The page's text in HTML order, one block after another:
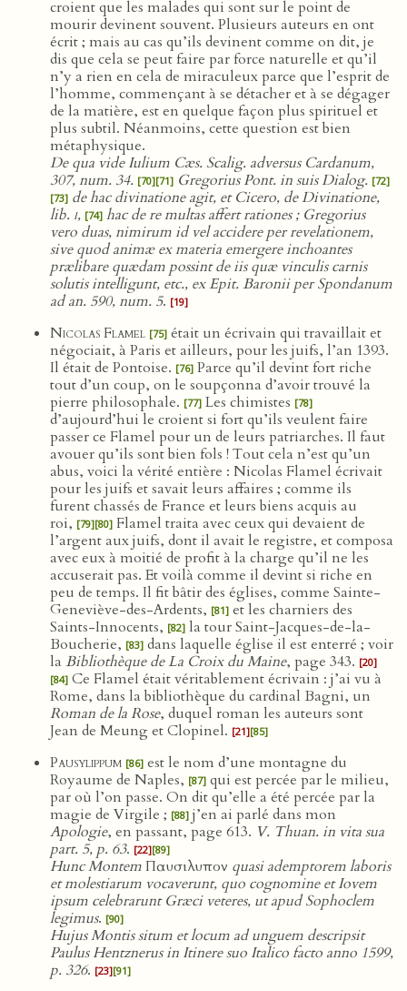
croient que les malades qui sont sur le point de
mourir devinent souvent. Plusieurs auteurs en ont
écrit ; mais au cas qu’ils devinent comme on dit, je
dis que cela se peut faire par force naturelle et qu’il
n’y a rien en cela de miraculeux parce que l’esprit de
l’homme, commençant à se détacher et à se dégager
de la matière, est en quelque façon plus spirituel et
plus subtil. Néanmoins, cette question est bien
métaphysique.
De qua vide Iulium Cæs. Scalig. adversus Cardanum,
307, num. 34. [70][71] Gregorius Pont. in suis Dialog. [72]
[73] de hac divinatione agit, et Cicero, de Divinatione,
lib. i, [74] hac de re multas affert rationes ; Gregorius
vero duas, nimirum id vel accidere per revelationem,
sive quod animæ ex materia emergere inchoantes
prælibare quædam possint de iis quæ vinculis carnis
solutis intelligunt, etc., ex Epit. Baronii per Spondanum
ad an. 590, num. 5. [19]
Nicolas Flamel [75] était un écrivain qui travaillait et
négociait, à Paris et ailleurs, pour les juifs, l’an 1393.
Il était de Pontoise. [76] Parce qu’il devint fort riche
tout d’un coup, on le soupçonna d’avoir trouvé la
pierre philosophale. [77] Les chimistes [78]
d’aujourd’hui le croient si fort qu’ils veulent faire
passer ce Flamel pour un de leurs patriarches. Il faut
avouer qu’ils sont bien fols ! Tout cela n’est qu’un
abus, voici la vérité entière : Nicolas Flamel écrivait
pour les juifs et savait leurs affaires ; comme ils
furent chassés de France et leurs biens acquis au
roi, [79][80] Flamel traita avec ceux qui devaient de
l’argent aux juifs, dont il avait le registre, et composa
avec eux à moitié de profit à la charge qu’il ne les
accuserait pas. Et voilà comme il devint si riche en
peu de temps. Il fit bâtir des églises, comme Sainte-
Geneviève-des-Ardents, [81] et les charniers des
Saints-Innocents, [82] la tour Saint-Jacques-de-la-
Boucherie, [83] dans laquelle église il est enterré ; voir
la Bibliothèque de La Croix du Maine, page 343. [20]
[84] Ce Flamel était véritablement écrivain : j’ai vu à
Rome, dans la bibliothèque du cardinal Bagni, un
Roman de la Rose, duquel roman les auteurs sont
Jean de Meung et Clopinel. [21][85]
Pausylippum [86] est le nom d’une montagne du
Royaume de Naples, [87] qui est percée par le milieu,
par où l’on passe. On dit qu’elle a été percée par la
magie de Virgile ; [88] j’en ai parlé dans mon
Apologie, en passant, page 613. V. Thuan. in vita sua
part. 5, p. 63. [22][89]
Hunc MontemΠαυσιλυπον quasi ademptorem laboris
et molestiarum vocaverunt, quo cognomine et Iovem
ipsum celebrarunt Græci veteres, ut apud Sophoclem
legimus. [90]
Hujus Montis situm et locum ad unguem descripsit
Paulus Hentznerus in Itinere suo Italico facto anno 1599,
p. 326. [23][91]